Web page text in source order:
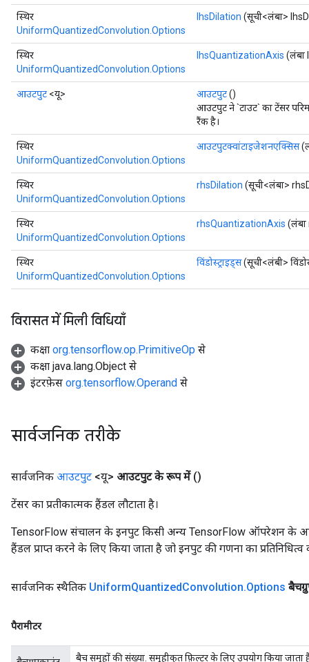
स्थिर
UniformQuantizedConvolution.Options
lhsDilation (सूची<लंबा>
स्थिर
UniformQuantizedConvolution.Options
lhsQuantizationAxis (लंबा
आउटपुट <यू> आउटपुट()
आउटपुट ने `टाउट` का टेंसर
रैंक है।
स्थिर
UniformQuantizedConvolution.Options
आउटपुटक्वांटाइजेशनएक्सिस
स्थिर
UniformQuantizedConvolution.Options
rhsDilation (सूची<लंबा>
स्थिर
UniformQuantizedConvolution.Options
rhsQuantizationAxis
स्थिर
UniformQuantizedConvolution.Options
विंडोस्ट्राइड्स(सूची<लंबी>
विरासत में मिली विधियाँ
कक्षा org.tensorflow.op.PrimitiveOp से
कक्षा java.lang.Object से
इंटरफ़ेस org.tensorflow.Operand से
सार्वजनिक तरीके
सार्वजनिक आउटपुट <यू> आउटपुट के रूप में ()
टेंसर का प्रतीकात्मक हैंडल लौटाता है।
TensorFlow संचालन के इनपुट किसी अन्य TensorFlow ऑपरेशन के
हैंडल प्राप्त करने के लिए किया जाता है जो इनपुट की गणना का प्रतिनिधित्व
सार्वजनिक स्थैतिक UniformQuantizedConvolution.Options
पैरामीटर
बैच समूहों की संख्या. समूहीकृत फ़िल्टर के लिए उपयोग किया